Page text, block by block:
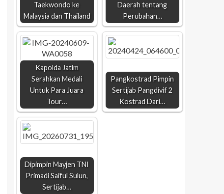
Taekwondo ke
Malaysia dan Thailand
Daerah tentang
Perubahan…
Kapolda Jatim
Serahkan Medali
Untuk Para Juara
Tour…
Pangkostrad Pimpin
Sertijab Pangdivif 2
Kostrad Dari…
Dipimpin Mayjen TNI
Primadi Saiful Sulun,
Sertijab…